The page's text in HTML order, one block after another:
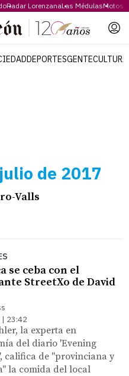
Radar LorenzanaLas MédulasMotos
DEPORTESGENTECULTURA
de 2017
Valls
se ceba con el
StreetXo de David
| 23:42
la experta en
del diario 'Evening
califica de "provinciana y
la comida del local